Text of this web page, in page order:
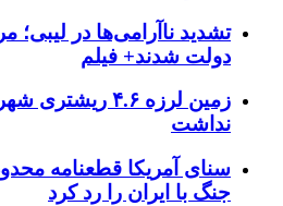
تشدید ناآرامی‌ها در لیبی؛
دولت شدند+ فیلم
زمین لرزه ۴.۶
نداشت
سنای آمریکا قطعنامه
جنگ با ایران را رد کرد